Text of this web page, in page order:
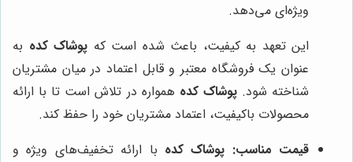
ویژه‌ای می‌دهد.
این تعهد به کیفیت، باعث شده است که پوشاک کده به
عنوان یک فروشگاه معتبر و قابل اعتماد در میان مشتریان
شناخته شود.پوشاک کده همواره در تلاش است تا با ارائه
محصولات باکیفیت، اعتماد مشتریان خود را حفظ کند.
قیمت مناسب: پوشاک کده با ارائه تخفیف‌های ویژه و